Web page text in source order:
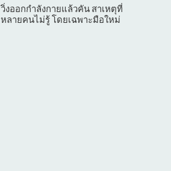
วิ่งออกกำลังกายแล้วคัน สาเหตุที่
หลายคนไม่รู้ โดยเฉพาะมือใหม่